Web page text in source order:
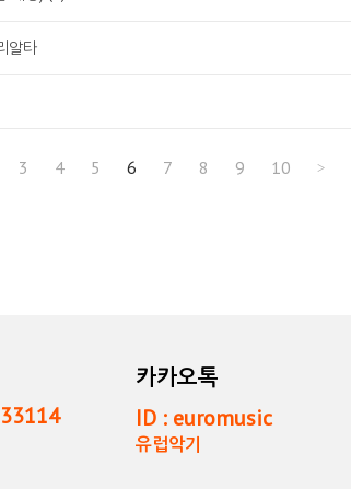
알타
3 4 5 6 7 8 9 10 >
카카오톡
ID : euromusic
유럽악기